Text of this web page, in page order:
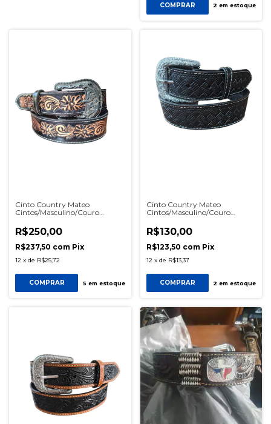
COMPRAR 2 em estoque
Cinto Country Mateo
Cintos/Masculino/Couro
Preto Ref 2187
R$250,00
R$237,50 com Pix
12 x de R$25,72
COMPRAR 5 em estoque
Cinto Country Mateo
Cintos/Masculino/Couro
Ref 1659
R$130,00
R$123,50 com Pix
12 x de R$13,37
COMPRAR 2 em estoque